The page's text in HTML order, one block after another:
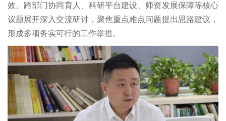
效、跨部门协同育人、科研平台建设、师资发展保障等核心
议题展开深入交流研讨，聚焦重点难点问题提出思路建议，
形成多项务实可行的工作举措。